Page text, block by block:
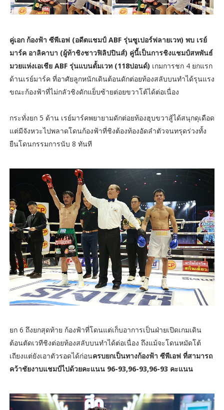
คู่เอก ก้องฟ้า ซีพีเอฟ (อดีตแชมป์ ABF รุ่นซูเปอร์ฟลายเวท) พบ เรย์
มาร์ค อาลิคาบา (ผู้ท้าชิงชาวฟิลิปปินส์) คู่นี้เป็นการชิงแชมป์สหพันธ์
มวยแห่งเอเชีย ABF รุ่นแบนตั้มเวท (118ปอนด์) เกมการชก 4 ยกแรก
ด้านเรย์มาร์ค ที่อาศัยลูกหนักเดินต้อนดักต่อยท้องสลับบนทำได้รุนแรง
ขณะก้องฟ้าที่ไม่กลัวชิงดักแย็บซ้ายต่อยขวาโต้ได้ต่อเนื่อง
กระทั่งยก 5 ด้าน เรย์มาร์คพยายามดักต่อยท้องฮุบขวาสู้ได้สนุกดุเดือด
แต่มีจังหวะไปพลาดโดนก้องฟ้าที่ชิงต้องท้องอัดลำตัวจนทรุดร่วงทั้ง
ยืนโดนกรรมการนับ 8 ทันที
ยก 6 ถึงยกสุดท้าย ก้องฟ้าที่โดนแต่เก็บอาการเป็นฝ่ายเปิดเกมเดิน
ต้อนตัดเวทีชิงต่อยท้องสลับบนทำได้ต่อเนื่อง ถึงแม้จะโดนหมัดโต้
เถียงแต่ยังเอาตัวรอดได้ก่อนครบยกเป็นทางก้องฟ้า ซีพีเอฟ ที่สามารถ
คว้าชัยงาบแชมป์ไปด้วยคะแนน 96-93,96-93,96-93 คะแนน